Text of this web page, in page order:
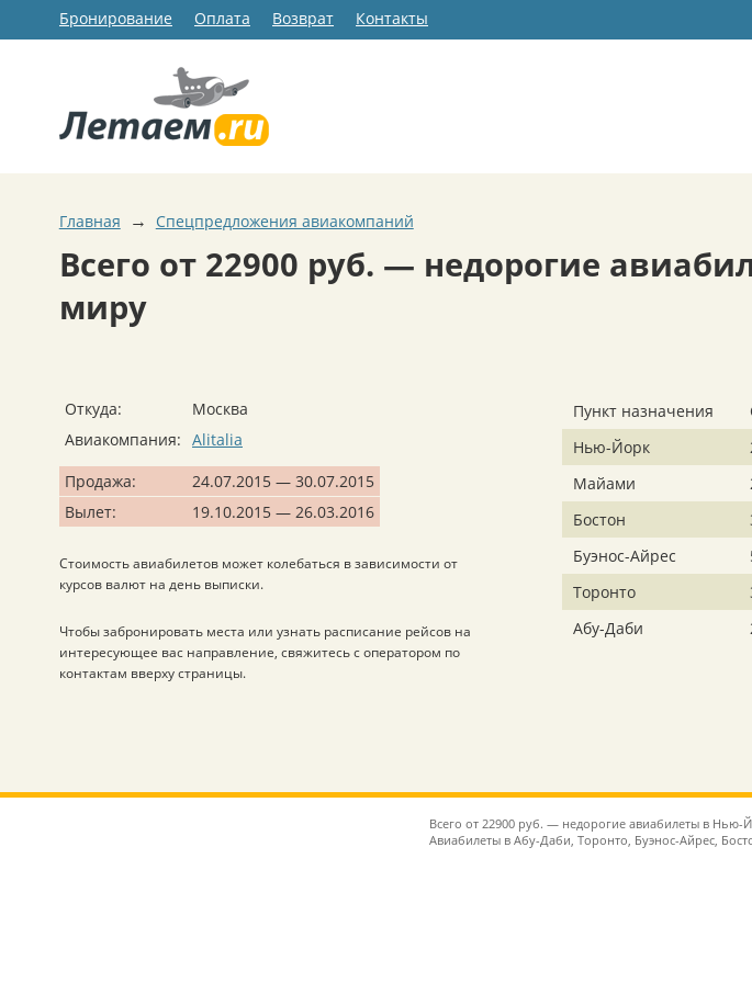
Бронирование Оплата Возврат Контакты
Главная → Спецпредложения авиакомпаний
Всего от 22900 руб. — недорогие
миру
Откуда:
Москва
Авиакомпания: Alitalia
Продажа:
24.07.2015 — 30.07.2015
Вылет:
19.10.2015 — 26.03.2016
Стоимость авиабилетов может колебаться в зависимости от
курсов валют на день выписки.
Чтобы забронировать места или узнать расписание рейсов на
интересующее вас направление, свяжитесь с оператором по
контактам вверху страницы.
Пункт назначения
Нью-Йорк
Майами
Бостон
Буэнос-Айрес
Торонто
Абу-Даби
Всего от 22900 руб. — недорогие авиабилеты в Нью-
Авиабилеты в Абу-Даби, Торонто, Буэнос-Айрес,